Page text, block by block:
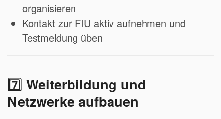
organisieren
Kontakt zur FIU aktiv aufnehmen und
Testmeldung üben
7️⃣ Weiterbildung und
Netzwerke aufbauen